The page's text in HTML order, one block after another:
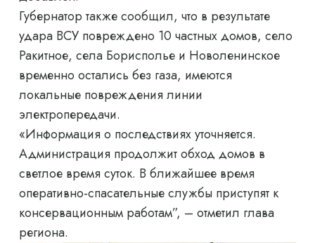
Губернатор также сообщил, что в результате
удара ВСУ повреждено 10 частных домов, село
Ракитное, села Борисполье и Новоленинское
временно остались без газа, имеются
локальные повреждения линии
электропередачи.
«Информация о последствиях уточняется.
Администрация продолжит обход домов в
светлое время суток. В ближайшее время
оперативно-спасательные службы приступят к
консервационным работам”, – отметил глава
региона.